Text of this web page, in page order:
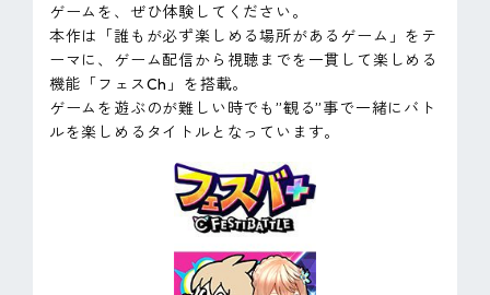
ゲームを、ぜひ体験してください。
本作は「誰もが必ず楽しめる場所があるゲーム」をテ
ーマに、ゲーム配信から視聴までを一貫して楽しめる
機能「フェスCh」を搭載。
ゲームを遊ぶのが難しい時でも”観る”事で一緒にバト
ルを楽しめるタイトルとなっています。